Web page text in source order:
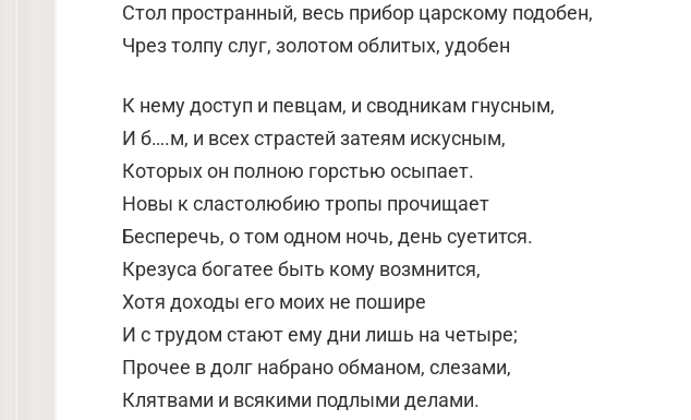
Стол пространный, весь прибор царскому подобен,
Чрез толпу слуг, золотом облитых, удобен
К нему доступ и певцам, и сводникам гнусным,
И б….м, и всех страстей затеям искусным,
Которых он полною горстью осыпает.
Новы к сластолюбию тропы прочищает
Бесперечь, о том одном ночь, день суетится.
Крезуса богатее быть кому возмнится,
Хотя доходы его моих не пошире
И с трудом стают ему дни лишь на четыре;
Прочее в долг набрано обманом, слезами,
Клятвами и всякими подлыми делами.